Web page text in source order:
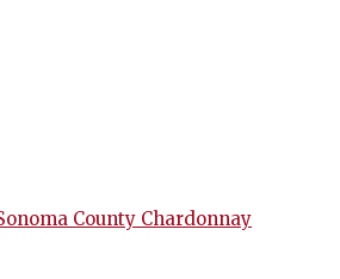
County Chardonnay